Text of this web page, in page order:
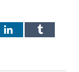
LinkedInTumblr